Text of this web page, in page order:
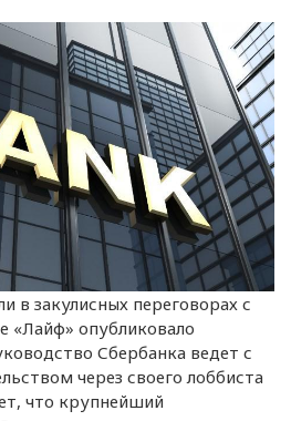
в закулисных переговорах с
«Лайф» опубликовало
Сбербанка ведет с
через своего лоббиста
что крупнейший